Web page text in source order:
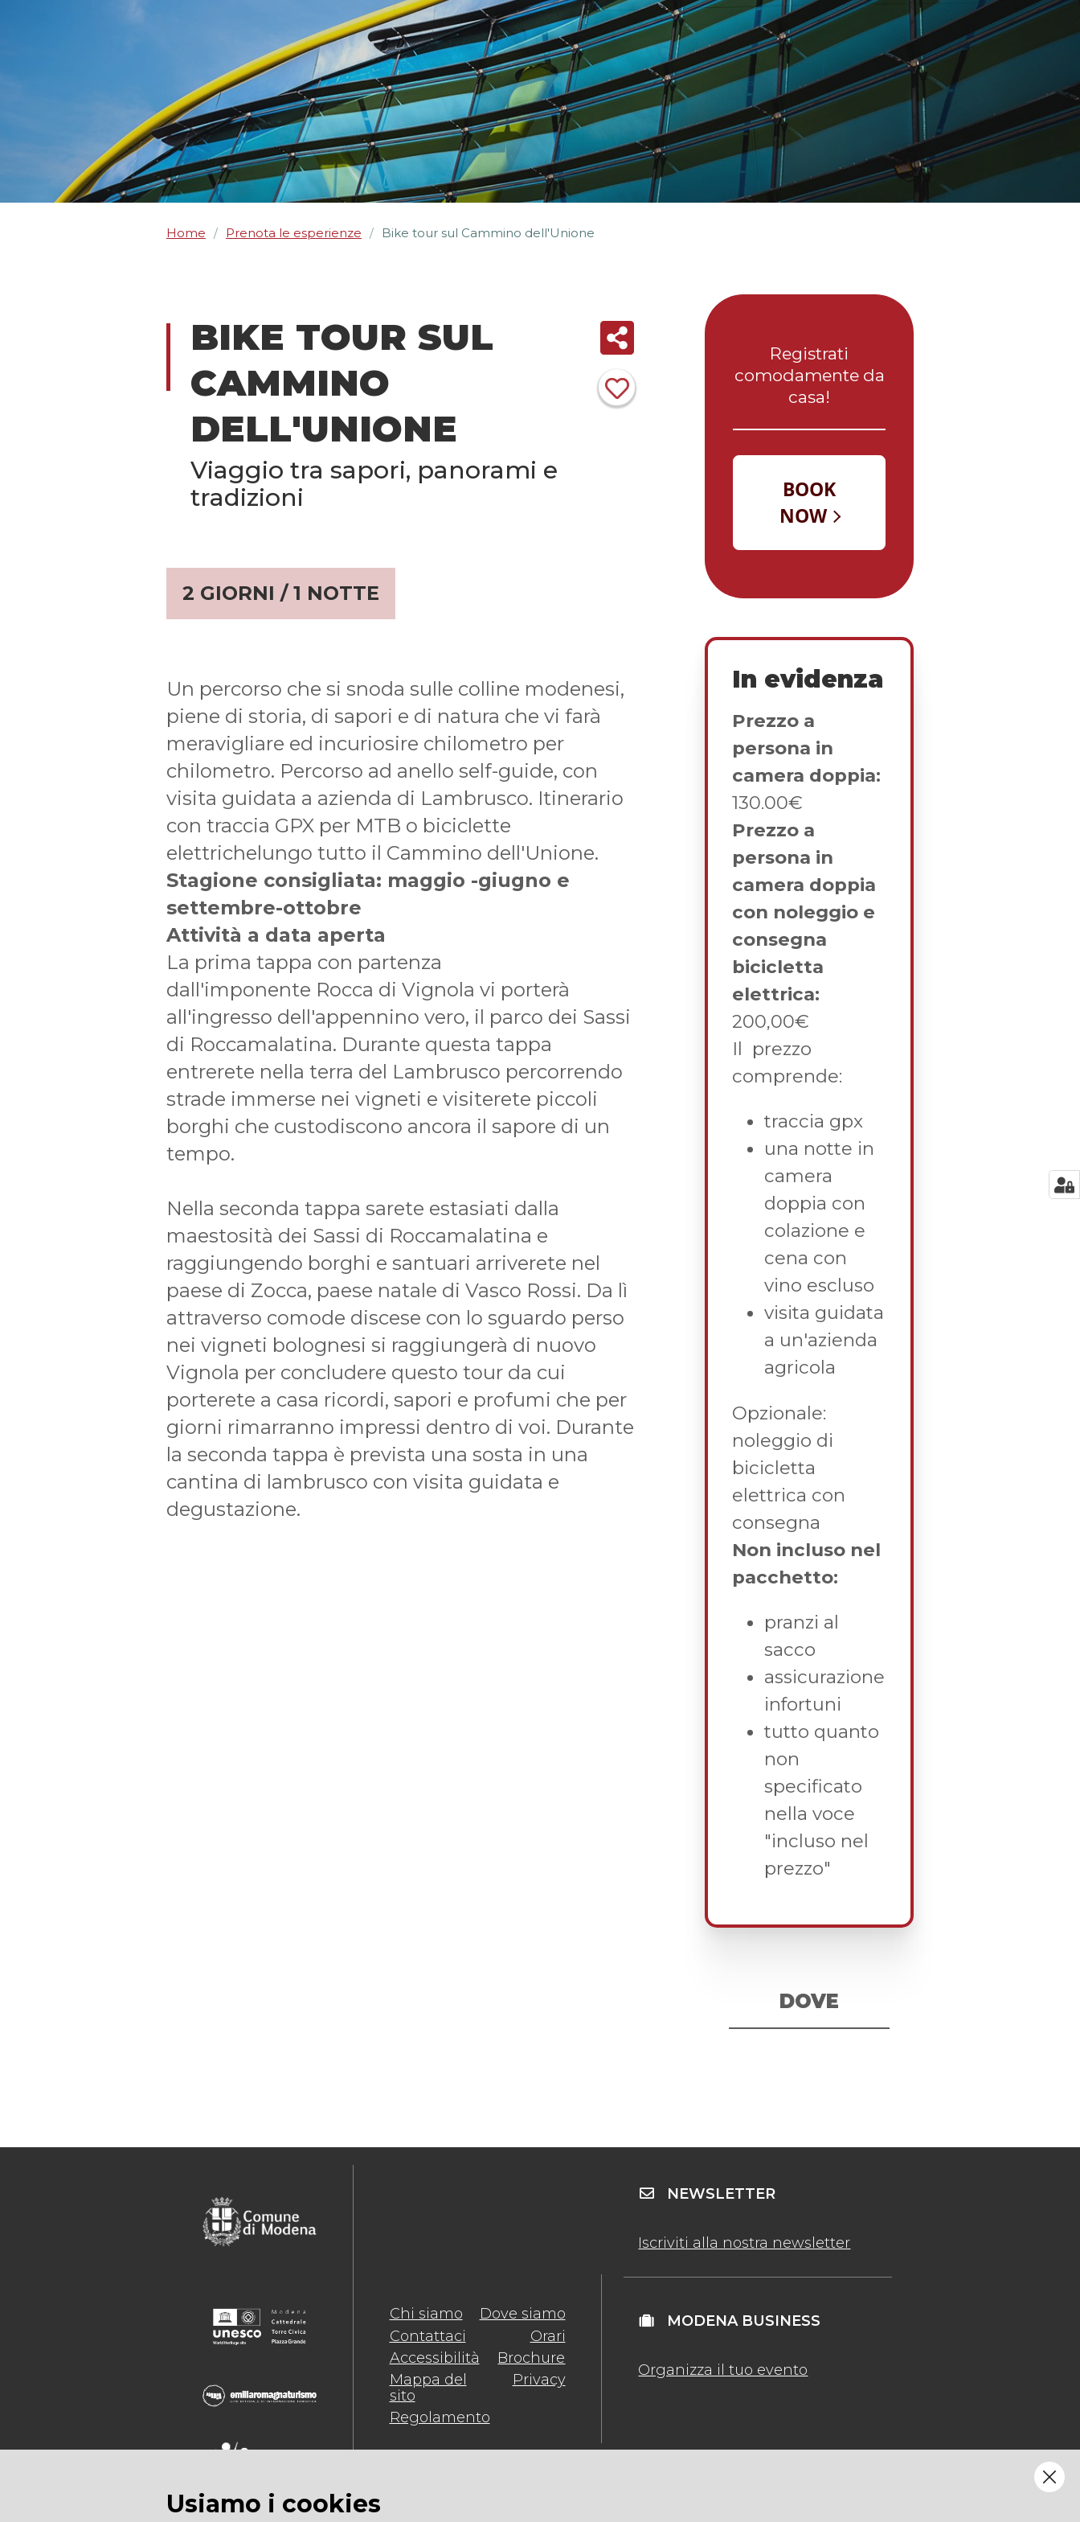
Home / Prenota le esperienze / Bike tour sul Cammino dell'Unione
BIKE TOUR SUL
CAMMINO
DELL'UNIONE
Viaggio tra sapori, panorami e
tradizioni
2 GIORNI / 1 NOTTE
Un percorso che si snoda sulle colline modenesi,
piene di storia, di sapori e di natura che vi farà
meravigliare ed incuriosire chilometro per
chilometro. Percorso ad anello self-guide, con
visita guidata a azienda di Lambrusco. Itinerario
con traccia GPX per MTB o biciclette
elettrichelungo tutto il Cammino dell'Unione.
Stagione consigliata: maggio -giugno e
settembre-ottobre
Attività a data aperta
La prima tappa con partenza
dall'imponente Rocca di Vignola vi porterà
all'ingresso dell'appennino vero, il parco dei Sassi
di Roccamalatina. Durante questa tappa
entrerete nella terra del Lambrusco percorrendo
strade immerse nei vigneti e visiterete piccoli
borghi che custodiscono ancora il sapore di un
tempo.
Nella seconda tappa sarete estasiati dalla
maestosità dei Sassi di Roccamalatina e
raggiungendo borghi e santuari arriverete nel
paese di Zocca, paese natale di Vasco Rossi. Da lì
attraverso comode discese con lo sguardo perso
nei vigneti bolognesi si raggiungerà di nuovo
Vignola per concludere questo tour da cui
porterete a casa ricordi, sapori e profumi che per
giorni rimarranno impressi dentro di voi. Durante
la seconda tappa è prevista una sosta in una
cantina di lambrusco con visita guidata e
degustazione.
Registrati
comodamente da
casa!
In evidenza
Prezzo a
persona in
camera doppia:
130.00€
Prezzo a
persona in
camera doppia
con noleggio e
consegna
bicicletta
elettrica:
200,00€
Il prezzo
comprende:
traccia gpx
una notte in
camera
doppia con
colazione e
cena con
vino escluso
visita guidata
a un'azienda
agricola
Opzionale:
noleggio di
bicicletta
elettrica con
consegna
Non incluso nel
pacchetto:
pranzi al
sacco
assicurazione
infortuni
tutto quanto
non
specificato
nella voce
"incluso nel
prezzo"
DOVE
Chi siamo
Dove siamo
Contattaci
Orari
Accessibilità
Brochure
Mappa del
sito
Privacy
Regolamento
NEWSLETTER
Iscriviti alla nostra newsletter
MODENA BUSINESS
Organizza il tuo evento
Usiamo i cookies